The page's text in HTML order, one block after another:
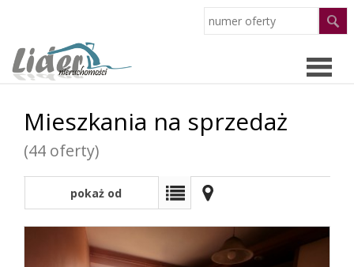
Oferty
O
Mieszkania na sprzedaż
(44 oferty)
pokaż od
najnowszych